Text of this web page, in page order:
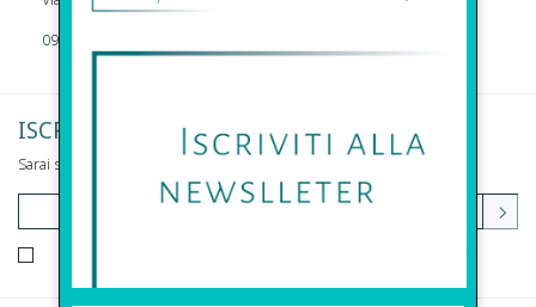
09311962373
ISCRIVITI ALLA NEWSLETTER
Sarai sempre aggiornato su offerte e promozioni.